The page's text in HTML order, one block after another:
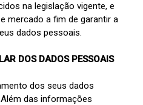
na legislação vigente, e
mercado a fim de garantir a
dados pessoais.
DOS DADOS PESSOAIS
dos seus dados
das informações